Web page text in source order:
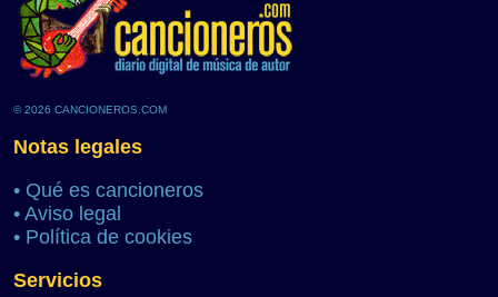
© 2026 CANCIONEROS.COM
Notas legales
• Qué es cancioneros
• Aviso legal
• Política de cookies
Servicios